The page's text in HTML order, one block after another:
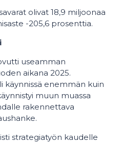
olivat 18,9 miljoonaa
-205,6 prosenttia.
useamman
aikana 2025.
käynnissä enemmän kuin
muun muassa
rakennettava
strategiatyön kaudelle